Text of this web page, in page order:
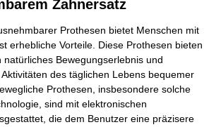
Zahnersatz
Prothesen bietet Menschen mit
erhebliche Vorteile. Diese Prothesen bieten
natürliches Bewegungserlebnis und
des täglichen Lebens bequemer
Prothesen, insbesondere solche
sind mit elektronischen
die dem Benutzer eine präzisere